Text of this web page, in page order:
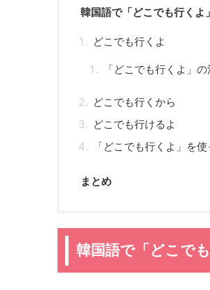
韓国語で「どこでも行くよ
どこでも行くよ
「どこでも行くよ」
どこでも行くから
どこでも行けるよ
「どこでも行くよ」を
まとめ
韓国語で「どこで